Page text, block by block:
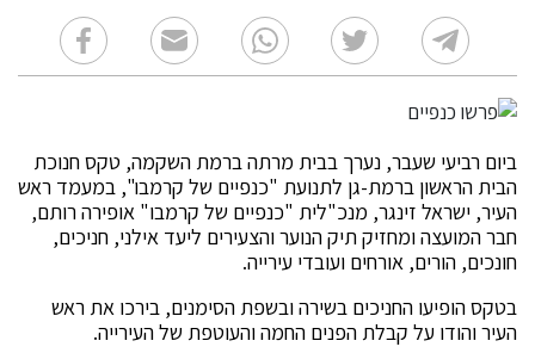
ביום רביעי שעבר, נערך בבית מרתה ברמת השקמה, טקס חנוכת
הבית הראשון ברמת-גן לתנועת "כנפיים של קרמבו", במעמד ראש
העיר, ישראל זינגר, מנכ"לית "כנפיים של קרמבו" אופירה רותם,
חבר המועצה ומחזיק תיק הנוער והצעירים ליעד אילני, חניכים,
חונכים, הורים, אורחים ועובדי עירייה.
בטקס הופיעו החניכים בשירה ובשפת הסימנים, בירכו את ראש
העיר והודו על קבלת הפנים החמה והעוטפת של העירייה.